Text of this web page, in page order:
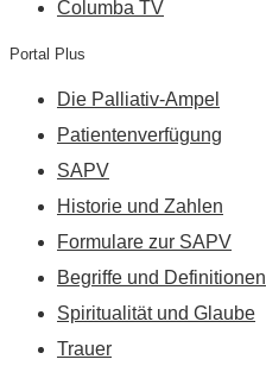
Columba TV
Portal Plus
Die Palliativ-Ampel
Patientenverfügung
SAPV
Historie und Zahlen
Formulare zur SAPV
Begriffe und Definitionen
Spiritualität und Glaube
Trauer